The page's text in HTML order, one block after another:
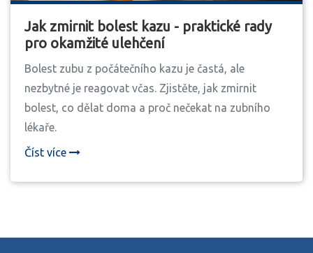
Jak zmirnit bolest kazu - praktické rady
pro okamžité ulehčení
Bolest zubu z počátečního kazu je častá, ale
nezbytné je reagovat včas. Zjistěte, jak zmirnit
bolest, co dělat doma a proč nečekat na zubního
lékaře.
Číst více